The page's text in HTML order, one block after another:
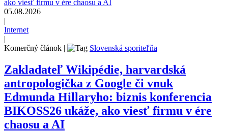
05.08.2026
|
Internet
|
Komerčný článok | Slovenská sporiteľňa
Zakladateľ Wikipédie, harvardská
antropologička z Google či vnuk
Edmunda Hillaryho: biznis konferencia
BIKOSS26 ukáže, ako viesť firmu v ére
chaosu a AI